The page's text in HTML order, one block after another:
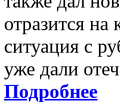
отразится
ситуация с
уже дали
Подробнее